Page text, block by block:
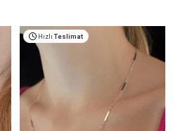
Hızlı Teslimat